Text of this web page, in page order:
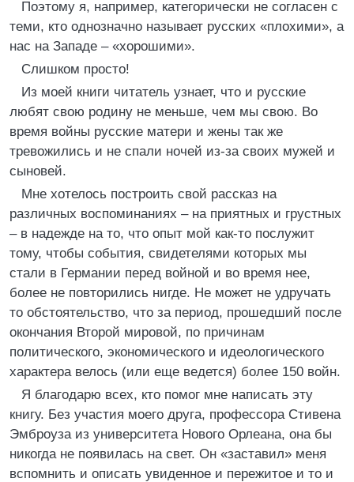
Поэтому я, например, категорически не согласен с
теми, кто однозначно называет русских «плохими», а
нас на Западе – «хорошими».
Слишком просто!
Из моей книги читатель узнает, что и русские
любят свою родину не меньше, чем мы свою. Во
время войны русские матери и жены так же
тревожились и не спали ночей из-за своих мужей и
сыновей.
Мне хотелось построить свой рассказ на
различных воспоминаниях – на приятных и грустных
– в надежде на то, что опыт мой как-то послужит
тому, чтобы события, свидетелями которых мы
стали в Германии перед войной и во время нее,
более не повторились нигде. Не может не удручать
то обстоятельство, что за период, прошедший после
окончания Второй мировой, по причинам
политического, экономического и идеологического
характера велось (или еще ведется) более 150 войн.
Я благодарю всех, кто помог мне написать эту
книгу. Без участия моего друга, профессора Стивена
Эмброуза из университета Нового Орлеана, она бы
никогда не появилась на свет. Он «заставил» меня
вспомнить и описать увиденное и пережитое и то и